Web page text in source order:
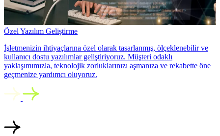
Özel Yazılım Geliştirme
İşletmenizin ihtiyaçlarına özel olarak tasarlanmış, ölçeklenebilir ve
kullanıcı dostu yazılımlar geliştiriyoruz. Müşteri odaklı
yaklaşımımızla, teknolojik zorluklarınızı aşmanıza ve rekabette öne
geçmenize yardımcı oluyoruz.